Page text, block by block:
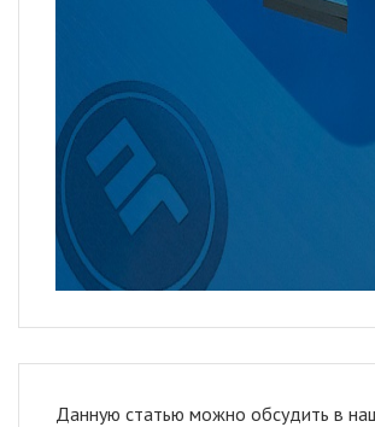
Данную статью можно обсудить в